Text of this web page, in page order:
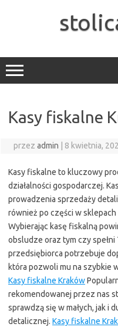
Kasy fiskalne
przez admin 8 kwietnia,
Kasy fiskalne to kluczowy
działalności gospodarczej.
prowadzenia sprzedaży
również po części w sklepach
Wybierając kasę fiskalną
obsludze oraz tym czy spełni
przedsiębiorca potrzebuje
która pozwoli mu na szybkie
Kasy fiskalne Kraków
rekomendowanej przez nas
sprawdzą się w małych, jak i
detalicznej. Kasy fiskalne